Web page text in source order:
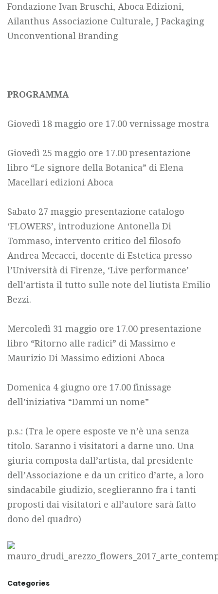
Fondazione Ivan Bruschi, Aboca Edizioni,
Ailanthus Associazione Culturale, J Packaging
Unconventional Branding
PROGRAMMA
Giovedì 18 maggio ore 17.00 vernissage mostra
Giovedì 25 maggio ore 17.00 presentazione
libro “Le signore della Botanica” di Elena
Macellari edizioni Aboca
Sabato 27 maggio presentazione catalogo
‘FLOWERS’, introduzione Antonella Di
Tommaso, intervento critico del filosofo
Andrea Mecacci, docente di Estetica presso
l’Università di Firenze, ‘Live performance’
dell’artista il tutto sulle note del liutista Emilio
Bezzi.
Mercoledì 31 maggio ore 17.00 presentazione
libro “Ritorno alle radici” di Massimo e
Maurizio Di Massimo edizioni Aboca
Domenica 4 giugno ore 17.00 finissage
dell’iniziativa “Dammi un nome”
p.s.: (Tra le opere esposte ve n’è una senza
titolo. Saranno i visitatori a darne uno. Una
giuria composta dall’artista, dal presidente
dell’Associazione e da un critico d’arte, a loro
sindacabile giudizio, sceglieranno fra i tanti
proposti dai visitatori e all’autore sarà fatto
dono del quadro)
Categories